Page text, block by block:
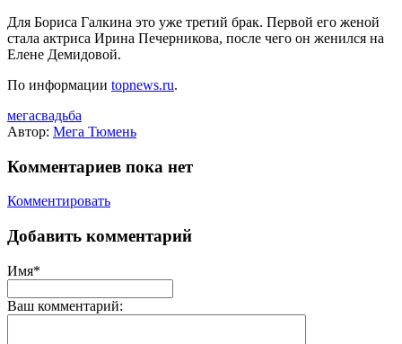
Для Бориса Галкина это уже третий брак. Первой его женой
стала актриса Ирина Печерникова, после чего он женился на
Елене Демидовой.
По информации topnews.ru.
мегасвадьба
Автор: Мега Тюмень
Комментариев пока нет
Комментировать
Добавить комментарий
Имя*
Ваш комментарий: